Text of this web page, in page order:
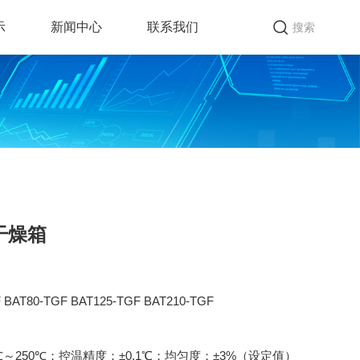
新闻中心 联系我们 搜索
燥箱
TGF BAT125-TGF BAT210-TGF
250℃；控温精度：±0.1℃；均匀度：±3%（设定值）